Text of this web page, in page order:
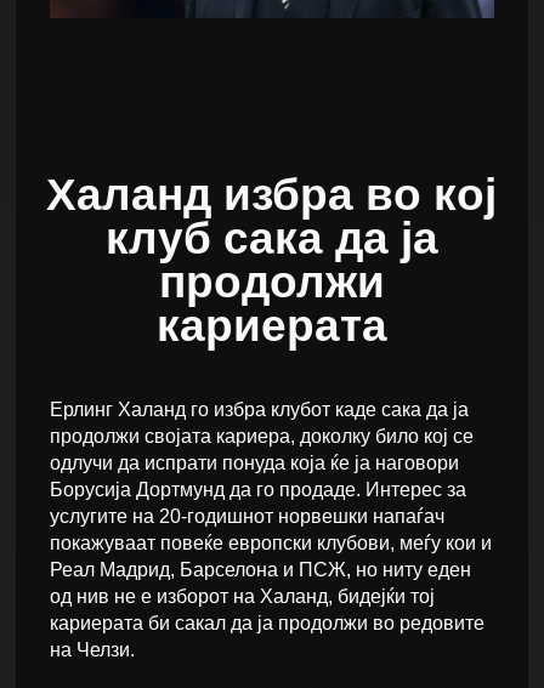
Халанд избра во кој
клуб сака да ја
продолжи
кариерата
Ерлинг Халанд го избра клубот каде сака да ја
продолжи својата кариера, доколку било кој се
одлучи да испрати понуда која ќе ја наговори
Борусија Дортмунд да го продаде. Интерес за
услугите на 20-годишнот норвешки напаѓач
покажуваат повеќе европски клубови, меѓу кои и
Реал Мадрид, Барселона и ПСЖ, но ниту еден
од нив не е изборот на Халанд, бидејќи тој
кариерата би сакал да ја продолжи во редовите
на Челзи.